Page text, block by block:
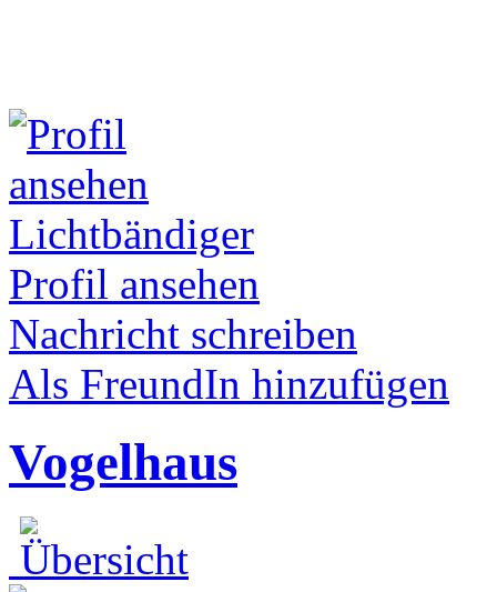
Lichtbändiger
Profil ansehen
Nachricht schreiben
Als FreundIn hinzufügen
Vogelhaus